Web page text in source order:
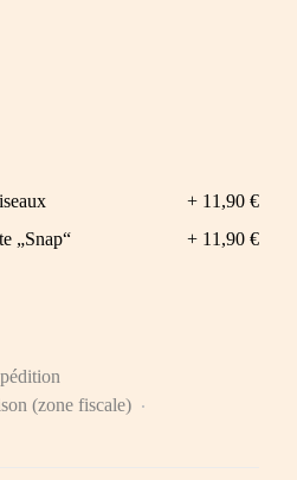
+ 11,90 €
„Snap“
+ 11,90 €
(zone fiscale)